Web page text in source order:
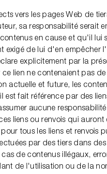
vers les pages Web de
sa responsabilité serait
en cause et qu'il lui
exigé de lui d'en empêcher
explicitement par la
lien ne contenaient pas
actuelle et future, les
est fait référence par des
aucune
liens ou renvois qui
tous les liens et renvois
par des tiers dans
de contenus illégaux,
de l'utilisation ou de la